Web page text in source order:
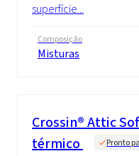
superfície...
Composição
Misturas
Crossin® Attic
térmico
Pronto